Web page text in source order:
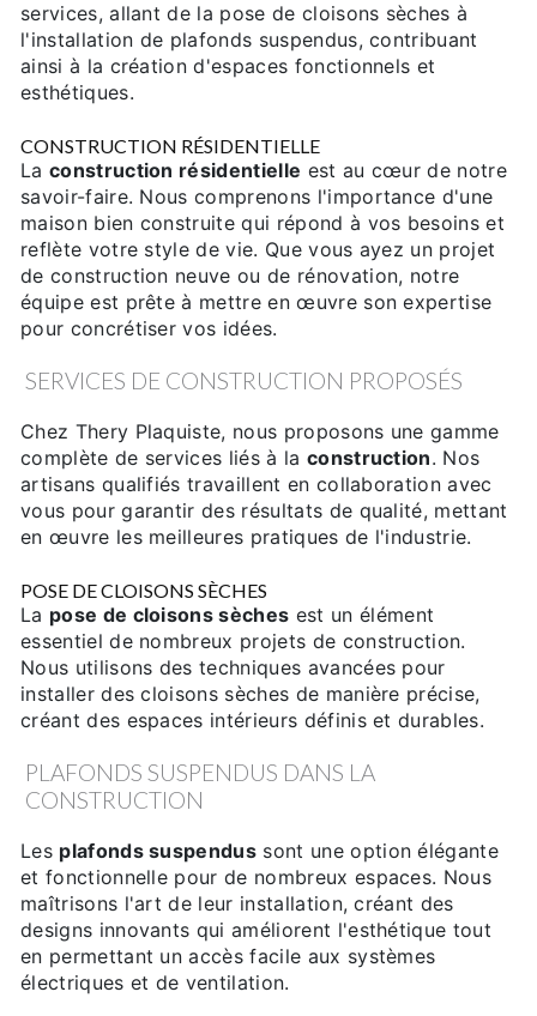
services, allant de la pose de cloisons sèches à
l'installation de plafonds suspendus, contribuant
ainsi à la création d'espaces fonctionnels et
esthétiques.
CONSTRUCTION RÉSIDENTIELLE
La construction résidentielle est au cœur de notre
savoir-faire. Nous comprenons l'importance d'une
maison bien construite qui répond à vos besoins et
reflète votre style de vie. Que vous ayez un projet
de construction neuve ou de rénovation, notre
équipe est prête à mettre en œuvre son expertise
pour concrétiser vos idées.
SERVICES DE CONSTRUCTION PROPOSÉS
Chez Thery Plaquiste, nous proposons une gamme
complète de services liés à la construction. Nos
artisans qualifiés travaillent en collaboration avec
vous pour garantir des résultats de qualité, mettant
en œuvre les meilleures pratiques de l'industrie.
POSE DE CLOISONS SÈCHES
La pose de cloisons sèches est un élément
essentiel de nombreux projets de construction.
Nous utilisons des techniques avancées pour
installer des cloisons sèches de manière précise,
créant des espaces intérieurs définis et durables.
PLAFONDS SUSPENDUS DANS LA
CONSTRUCTION
Les plafonds suspendus sont une option élégante
et fonctionnelle pour de nombreux espaces. Nous
maîtrisons l'art de leur installation, créant des
designs innovants qui améliorent l'esthétique tout
en permettant un accès facile aux systèmes
électriques et de ventilation.